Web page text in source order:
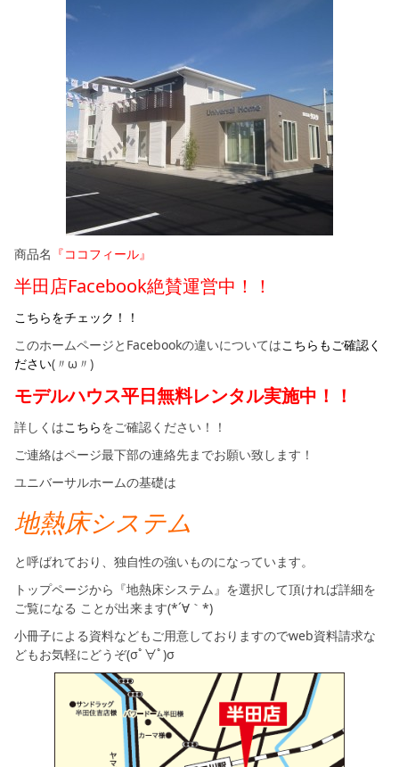
商品名 『ココフィール』
半田店Facebook絶賛運営中！！
こちらをチェック！！
このホームページとFacebookの違いについてはこちらもご確認く
ださい(〃ω〃)
モデルハウス平日無料レンタル実施中！！
詳しくはこちらをご確認ください！！
ご連絡はページ最下部の連絡先までお願い致します！
ユニバーサルホームの基礎は
地熱床システム
と呼ばれており、独自性の強いものになっています。
トップページから『地熱床システム』を選択して頂ければ詳細を
ご覧になる ことが出来ます(*´∀｀*)
小冊子による資料などもご用意しておりますのでweb資料請求な
どもお気軽にどうぞ(σﾟ∀ﾟ)σ